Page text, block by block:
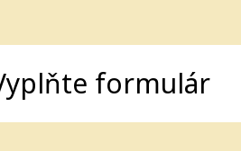
formulár